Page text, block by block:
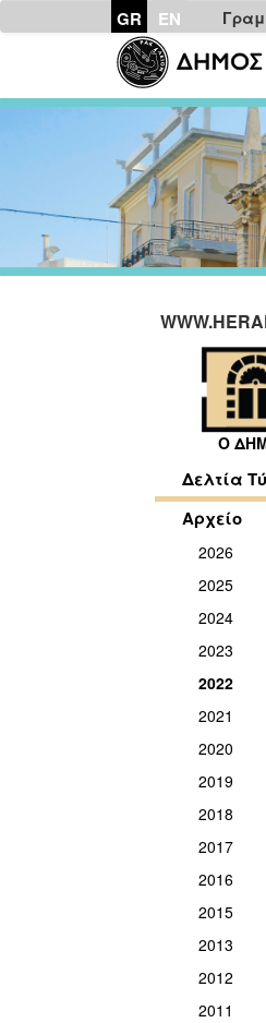
GR EN
Ο
Δελτία
Αρχείο
2026
2025
2024
2023
2022
2021
2020
2019
2018
2017
2016
2015
2013
2012
2011